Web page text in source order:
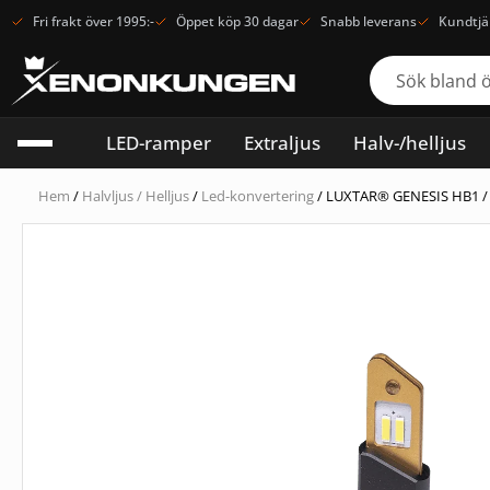
Fri frakt över 1995:- Öppet köp 30 dagar Snabb leverans
LED-ramper Extraljus Halv-/helljus
Hem / Halvljus / Helljus/ Led-konvertering/ LUXTAR® GENESIS HB1